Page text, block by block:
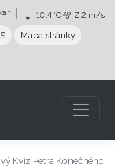
10.4 °C Z 2 m/s
Mapa stránky
Kvíz Petra Konečného